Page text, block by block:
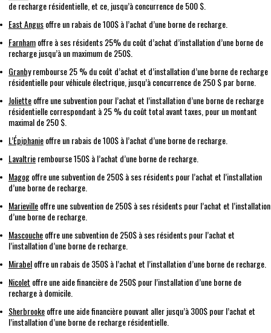
de recharge résidentielle, et ce, jusqu’à concurrence de 500 $.
East Angusoffre un rabais de 100$ à l’achat d’une borne de recharge.
Farnhamoffre à ses résidents 25% du coût d’achat d’installation d’une borne de
recharge jusqu’à un maximum de 250$.
Granbyrembourse 25 % du coût d’achat et d’installation d’une borne de recharge
résidentielle pour véhicule électrique, jusqu’à concurrence de 250 $ par borne.
Jolietteoffre une subvention pour l’achat et l’installation d’une borne de recharge
résidentielle correspondant à 25 % du coût total avant taxes, pour un montant
maximal de 250 $.
L’Épiphanieoffre un rabais de 100$ à l’achat d’une borne de recharge.
Lavaltrierembourse 150$ à l’achat d’une borne de recharge.
Magogoffre une subvention de 250$ à ses résidents pour l’achat et l’installation
d’une borne de recharge.
Marievilleoffre une subvention de 250$ à ses résidents pour l’achat et l’installation
d’une borne de recharge.
Mascoucheoffre une subvention de 250$ à ses résidents pour l’achat et
l’installation d’une borne de recharge.
Mirabeloffre un rabais de 350$ à l’achat et l’installation d’une borne de recharge.
Nicolet offre une aide financière de 250$ pour l’installation d’une borne de
recharge à domicile.
Sherbrookeoffre une aide financière pouvant aller jusqu’à 300$ pour l’achat et
l’installation d’une borne de recharge résidentielle.